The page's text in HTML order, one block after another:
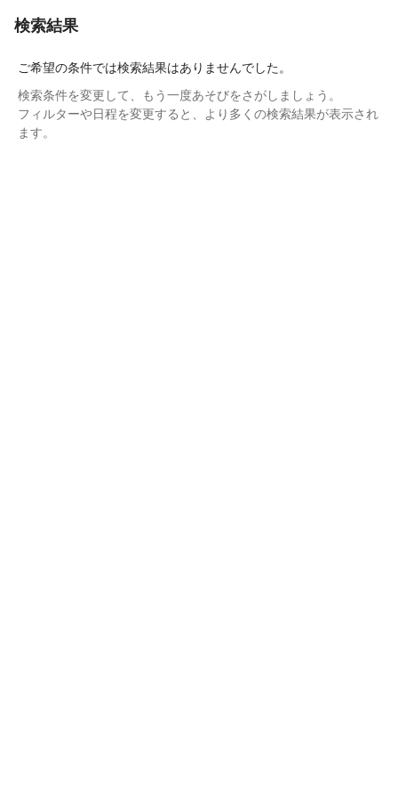
検索結果
ご希望の条件では検索結果はありませんでした。
検索条件を変更して、もう一度あそびをさがしましょう。
フィルターや日程を変更すると、より多くの検索結果が表示され
ます。